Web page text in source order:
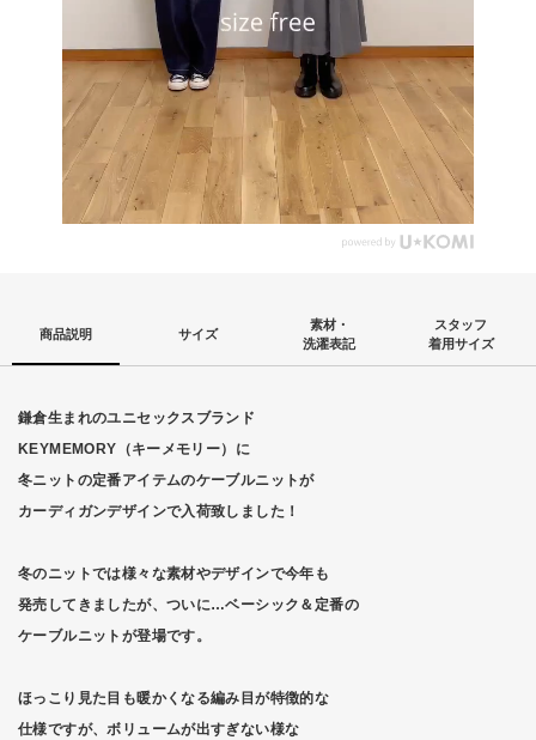
商品説明 サイズ
素材・
洗濯表記
スタッフ
着用サイズ
鎌倉生まれのユニセックスブランド
KEYMEMORY（キーメモリー）に
冬ニットの定番アイテムのケーブルニットが
カーディガンデザインで入荷致しました！
冬のニットでは様々な素材やデザインで今年も
発売してきましたが、ついに…ベーシック＆定番の
ケーブルニットが登場です。
ほっこり見た目も暖かくなる編み目が特徴的な
仕様ですが、ボリュームが出すぎない様な